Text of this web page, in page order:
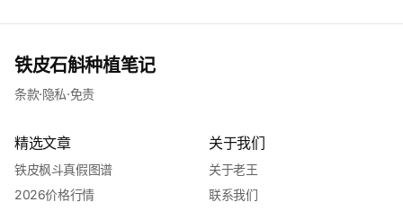
铁皮石斛种植笔记
条款·隐私·免责
精选文章
铁皮枫斗真假图谱
2026价格行情
关于我们
关于老王
联系我们